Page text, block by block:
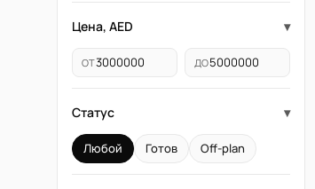
Цена, AED ▾
ОТ ДО
Статус ▾
Любой Готов Off-plan